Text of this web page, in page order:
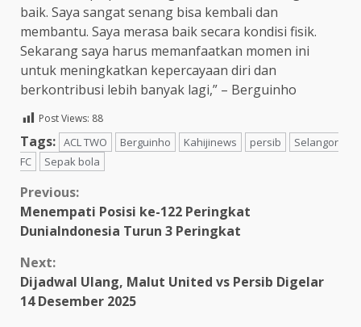
baik. Saya sangat senang bisa kembali dan
membantu. Saya merasa baik secara kondisi fisik.
Sekarang saya harus memanfaatkan momen ini
untuk meningkatkan kepercayaan diri dan
berkontribusi lebih banyak lagi,” – Berguinho
Post Views: 88
Tags: ACL TWO Berguinho Kahijinews persib
Selangor
FC
Sepak bola
Continue
Reading
Previous:
Menempati Posisi ke-122 Peringkat
DuniaIndonesia Turun 3 Peringkat
Next:
Dijadwal Ulang, Malut United vs Persib Digelar
14 Desember 2025